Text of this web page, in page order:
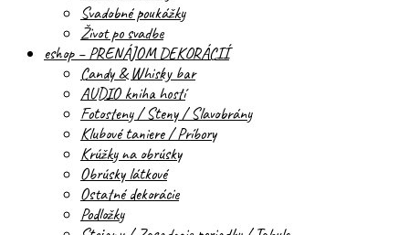
Svadobné poukážky
Život po svadbe
eshop – PRENÁJOM DEKORÁCIÍ
Candy & Whisky bar
AUDIO kniha hostí
Fotosteny / Steny / Slavobrány
Klubové taniere / Príbory
Krúžky na obrúsky
Obrúsky látkové
Ostatné dekorácie
Podložky